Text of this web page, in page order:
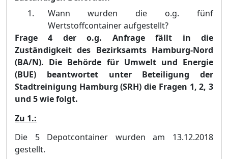
Wann wurden die o.g. fünf
Wertstoffcontainer aufgestellt?
Frage 4 der o.g. Anfrage fällt in die
Zuständigkeit des Bezirksamts Hamburg-Nord
(BA/N). Die Behörde für Umwelt und Energie
(BUE) beantwortet unter Beteiligung der
Stadtreinigung Hamburg (SRH) die Fragen 1, 2, 3
und 5 wie folgt.
Zu 1.:
Die 5 Depotcontainer wurden am 13.12.2018
gestellt.